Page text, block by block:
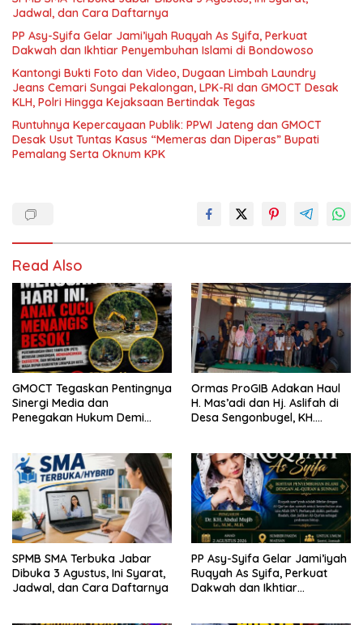
Jadwal, dan Cara Daftarnya
PP Asy-Syifa Gelar Jami’iyah Ruqyah As Syifa, Perkuat
Dakwah dan Ikhtiar Penyembuhan Islami di Bondowoso
Kantongi Bukti Foto dan Video, Dugaan Limbah Laundry
Jeans Cemari Sungai Pekalongan, LPK-RI dan GMOCT Desak
KLH, Polri Hingga Kejaksaan Bertindak Tegas
Runtuhnya Kepercayaan Publik: PPWI Jateng dan GMOCT
Desak Usut Tuntas Kasus “Memeras dan Diperas” Bupati
Pemalang Serta Oknum KPK
Read Also
GMOCT Tegaskan Pentingnya
Sinergi Media dan
Penegakan Hukum Demi
Ormas ProGIB Adakan Haul
H. Mas’adi dan Hj. Aslifah di
Desa Sengonbugel, KH.
SPMB SMA Terbuka Jabar
Dibuka 3 Agustus, Ini Syarat,
Jadwal, dan Cara Daftarnya
PP Asy-Syifa Gelar Jami’iyah
Ruqyah As Syifa, Perkuat
Dakwah dan Ikhtiar